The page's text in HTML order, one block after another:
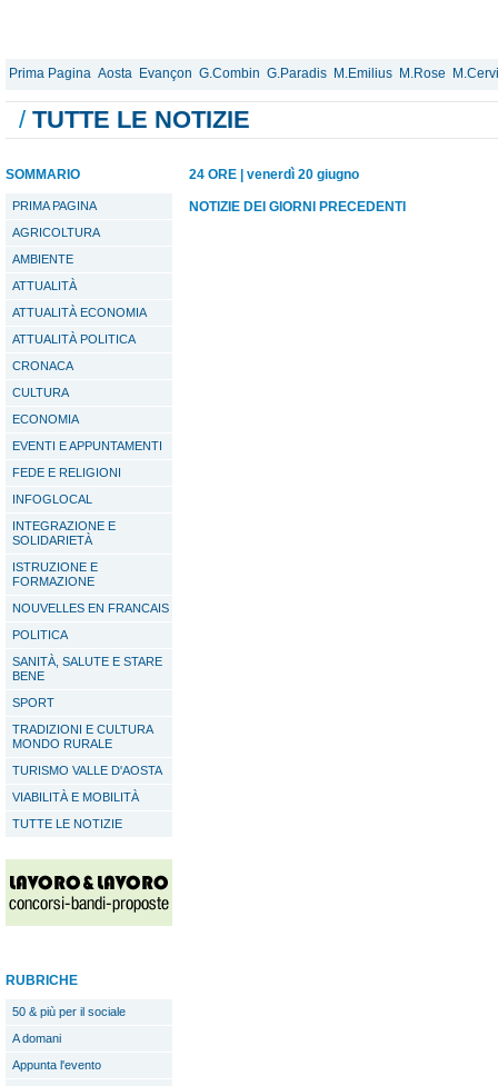
Prima Pagina Aosta Evançon G.Combin G.Paradis M.Emilius M.Rose
/ TUTTE LE NOTIZIE
SOMMARIO
PRIMA PAGINA
AGRICOLTURA
AMBIENTE
ATTUALITÀ
ATTUALITÀ ECONOMIA
ATTUALITÀ POLITICA
CRONACA
CULTURA
ECONOMIA
EVENTI E APPUNTAMENTI
FEDE E RELIGIONI
INFOGLOCAL
INTEGRAZIONE E
SOLIDARIETÀ
ISTRUZIONE E
FORMAZIONE
NOUVELLES EN FRANCAIS
POLITICA
SANITÀ, SALUTE E STARE
BENE
SPORT
TRADIZIONI E CULTURA
MONDO RURALE
TURISMO VALLE D'AOSTA
VIABILITÀ E MOBILITÀ
TUTTE LE NOTIZIE
RUBRICHE
50 & più per il sociale
A domani
Appunta l'evento
24 ORE venerdì 20 giugno
NOTIZIE DEI GIORNI PRECEDENTI